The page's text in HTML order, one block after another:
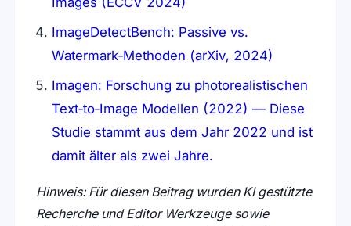
ImageDetectBench: Passive vs.
Watermark‑Methoden (arXiv, 2024)
Imagen: Forschung zu photorealistischen
Text‑to‑Image Modellen (2022) — Diese
Studie stammt aus dem Jahr 2022 und ist
damit älter als zwei Jahre.
Hinweis: Für diesen Beitrag wurden KI gestützte
Recherche und Editor Werkzeuge sowie